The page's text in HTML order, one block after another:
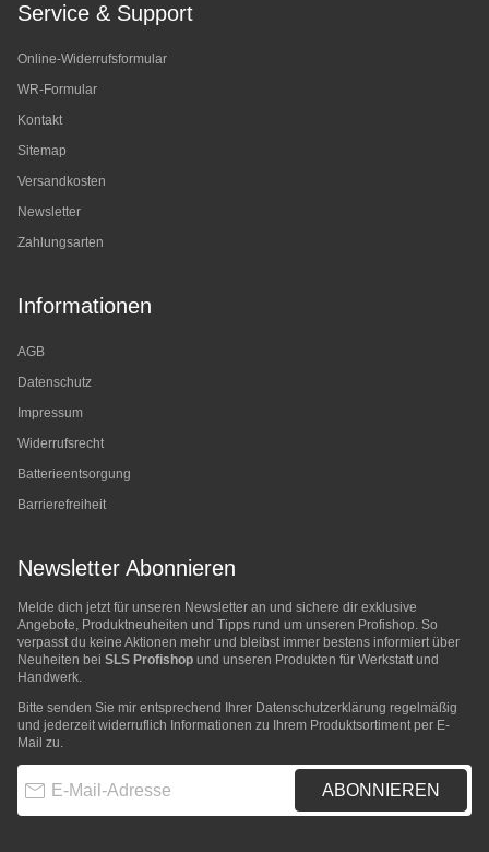
Service & Support
Online-Widerrufsformular
WR-Formular
Kontakt
Sitemap
Versandkosten
Newsletter
Zahlungsarten
Informationen
AGB
Datenschutz
Impressum
Widerrufsrecht
Batterieentsorgung
Barrierefreiheit
Newsletter Abonnieren
Melde dich jetzt für unseren Newsletter an und sichere dir exklusive
Angebote, Produktneuheiten und Tipps rund um unseren Profishop. So
verpasst du keine Aktionen mehr und bleibst immer bestens informiert über
Neuheiten bei SLS Profishop und unseren Produkten für Werkstatt und
Handwerk.
Bitte senden Sie mir entsprechend Ihrer Datenschutzerklärung regelmäßig
und jederzeit widerruflich Informationen zu Ihrem Produktsortiment per E-
Mail zu.
ABONNIEREN